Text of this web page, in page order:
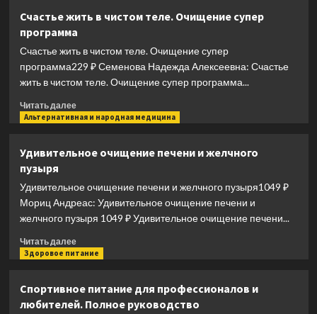
человека
или
влияние
полярностей
здоровье
и
судьбу
Счастье жить в чистом теле. Очищение супер
программа
Счастье жить в чистом теле. Очищение супер
программа229 ₽ Семенова Надежда Алексеевна: Счастье
жить в чистом теле. Очищение супер программа...
Читать далееПрочитать
больше
жить
чистом
Очищение
супер
программа
Альтернативная и народная медицина
Удивительное очищение печени и желчного
пузыря
Удивительное очищение печени и желчного пузыря1049 ₽
Мориц Андреас: Удивительное очищение печени и
желчного пузыря 1049 ₽ Удивительное очищение печени...
Читать далееПрочитать
больше
очищение
печени
Здоровое питание
Спортивное питание для профессионалов и
любителей. Полное руководство